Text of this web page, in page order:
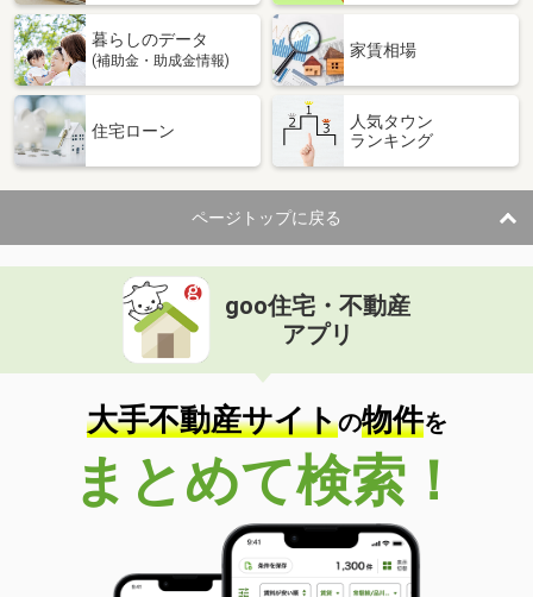
専有面積 43.12m²
間取り
青森県八戸市南白山台１
住 所
青森県八戸市南白山台１
専有面積 65.07m²
間取り
3DK
青森県八戸市下長３
価 格
住 所
青森県八戸市下長３
専有面積 58.34m²
間取り
2LDK
青森県八戸市大字糠塚字五郎兵衛前
価 格
6.75万円
青森県八戸市大字糠塚字五郎兵衛前
50.87m²
間取り
1LDK
暮らしのデータ
(補助金・助成金情報)
家賃相場
住宅ローン
人気タウン
ランキング
ページトップに戻る
goo住宅・不動産
アプリ
大手不動産サイトの物件を
まとめて検索！